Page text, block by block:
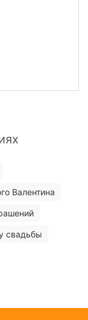
Валентина
свадьбы